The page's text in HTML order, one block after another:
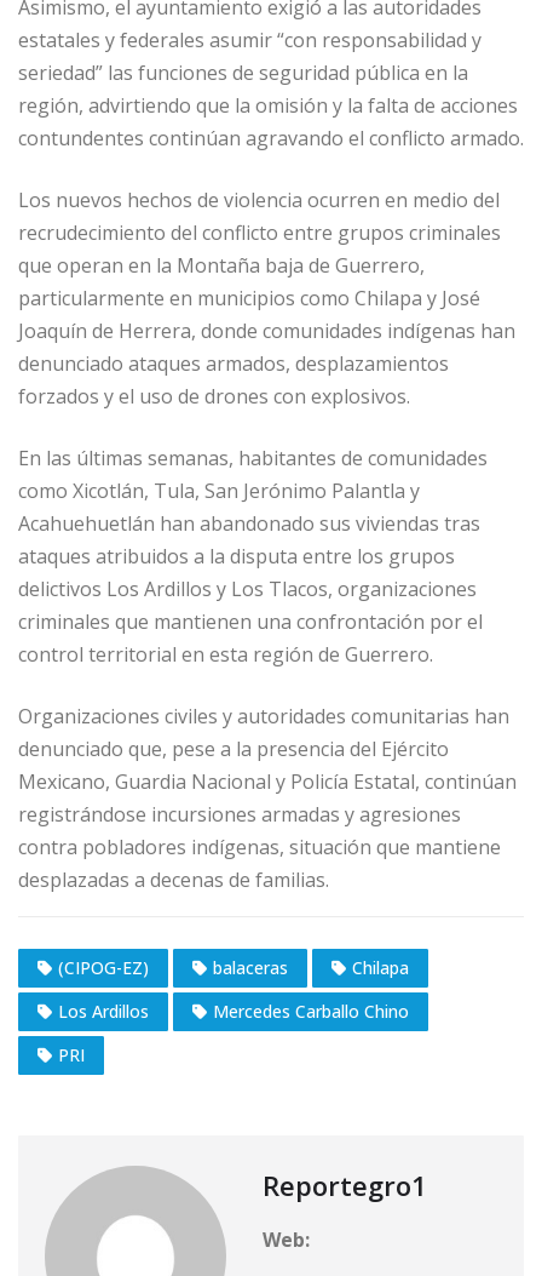
Asimismo, el ayuntamiento exigió a las autoridades
estatales y federales asumir “con responsabilidad y
seriedad” las funciones de seguridad pública en la
región, advirtiendo que la omisión y la falta de acciones
contundentes continúan agravando el conflicto armado.
Los nuevos hechos de violencia ocurren en medio del
recrudecimiento del conflicto entre grupos criminales
que operan en la Montaña baja de Guerrero,
particularmente en municipios como Chilapa y José
Joaquín de Herrera, donde comunidades indígenas han
denunciado ataques armados, desplazamientos
forzados y el uso de drones con explosivos.
En las últimas semanas, habitantes de comunidades
como Xicotlán, Tula, San Jerónimo Palantla y
Acahuehuetlán han abandonado sus viviendas tras
ataques atribuidos a la disputa entre los grupos
delictivos Los Ardillos y Los Tlacos, organizaciones
criminales que mantienen una confrontación por el
control territorial en esta región de Guerrero.
Organizaciones civiles y autoridades comunitarias han
denunciado que, pese a la presencia del Ejército
Mexicano, Guardia Nacional y Policía Estatal, continúan
registrándose incursiones armadas y agresiones
contra pobladores indígenas, situación que mantiene
desplazadas a decenas de familias.
(CIPOG-EZ) balaceras
Chilapa
Los Ardillos
Mercedes Carballo Chino
PRI
Reportegro1
Web: